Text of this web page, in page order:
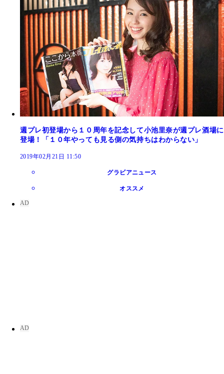
週プレ初登場から１０周年を記念して小池里奈が週プレ酒場に
登場！「１０年やっても見る側の気持ちはわからない」
2019年02月21日 11:50
グラビアニュース
オススメ